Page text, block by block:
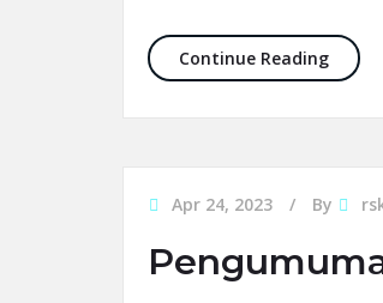
Continue Reading
Apr 24, 2023 By